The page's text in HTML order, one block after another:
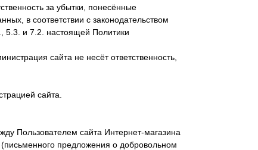
за убытки, понесённые
в соответствии с законодательством
5.3. и 7.2. настоящей Политики
сайта не несёт ответственность,
сайта.
Пользователем сайта Интернет-магазина
предложения о добровольном